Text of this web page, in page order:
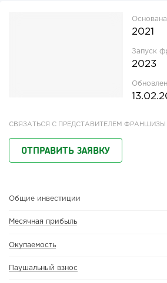
2021
Запуск
2023
СВЯЗАТЬСЯ С ПРЕДСТАВИТЕЛЕМ ФРАНШИЗЫ
ОТПРАВИТЬ ЗАЯВКУ
Общие инвестиции
Месячная прибыль
Окупаемость
Паушальный взнос